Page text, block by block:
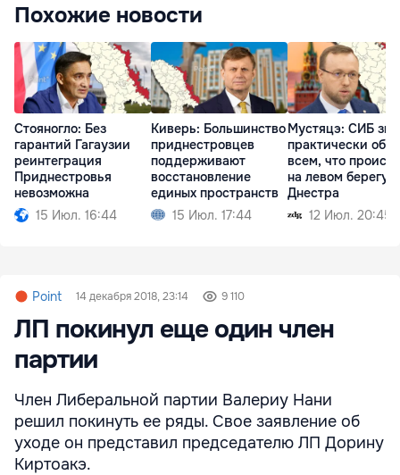
Похожие новости
Стояногло: Без
гарантий Гагаузии
реинтеграция
Приднестровья
невозможна
15 Июл. 16:44
Киверь: Большинство
приднестровцев
поддерживают
восстановление
единых пространств
15 Июл. 17:44
Мустяцэ: СИБ
практически обо
всем, что
на левом берегу
Днестра
12 Июл. 20:45
Point 14 декабря 2018, 23:14 9 110
ЛП покинул еще один член
партии
Член Либеральной партии Валериу Нани
решил покинуть ее ряды. Свое заявление об
уходе он представил председателю ЛП Дорину
Киртоакэ.